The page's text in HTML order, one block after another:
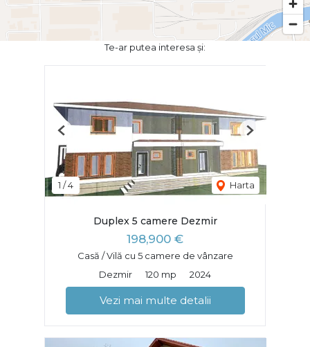
Te-ar putea interesa și:
1 /4 Harta
Previous Next
Duplex 5 camere Dezmir
198,900 €
Casă / Vilă cu 5 camere de vânzare
Dezmir
120 mp 2024
Vezi mai multe detalii